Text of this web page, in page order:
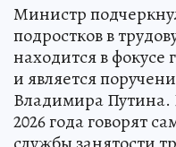
Министр
подростков в
находится в фокусе
и является
Владимира
2026 года говорят